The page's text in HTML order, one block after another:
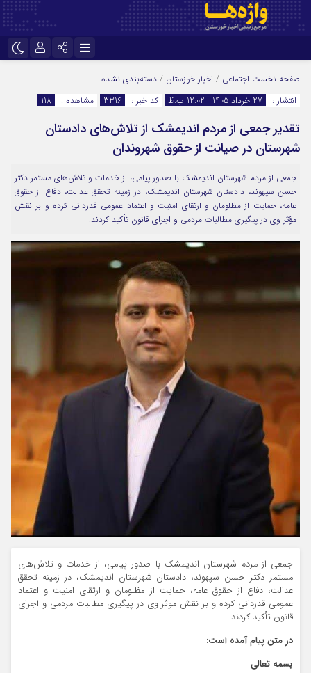
اینستاگرام
تلگرام
سروش
ایتا
آپارات
اپلیکیشن رمز عبور
مرا به خاطر بسپار
صفحه نخست اجتماعی / اخبار خوزستان / دسته‌بندی نشده
انتشار :
27 خرداد 1405 - 12:02 ب.ظ کد خبر : 3316 مشاهده : 118
تقدیر جمعی از مردم اندیمشک از تلاش‌های دادستان
شهرستان در صیانت از حقوق شهروندان
جمعی از مردم شهرستان اندیمشک با صدور پیامی، از خدمات و تلاش‌های مستمر دکتر
حسن سپهوند، دادستان شهرستان اندیمشک، در زمینه تحقق عدالت، دفاع از حقوق
عامه، حمایت از مظلومان و ارتقای امنیت و اعتماد عمومی قدردانی کرده و بر نقش
مؤثر وی در پیگیری مطالبات مردمی و اجرای قانون تأکید کردند.
جمعی از مردم شهرستان اندیمشک با صدور پیامی، از خدمات و تلاش‌های
مستمر دکتر حسن سپهوند، دادستان شهرستان اندیمشک، در زمینه تحقق
عدالت، دفاع از حقوق عامه، حمایت از مظلومان و ارتقای امنیت و اعتماد
عمومی قدردانی کرده و بر نقش موثر وی در پیگیری مطالبات مردمی و اجرای
قانون تأکید کردند.
در متن پیام آمده است:
بسمه تعالی